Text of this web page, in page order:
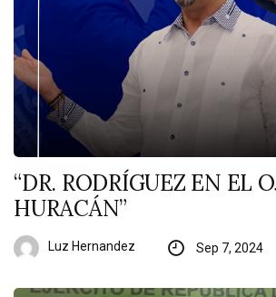
“DR. RODRÍGUEZ EN EL
HURACÁN”
Luz Hernandez Sep 7, 2024